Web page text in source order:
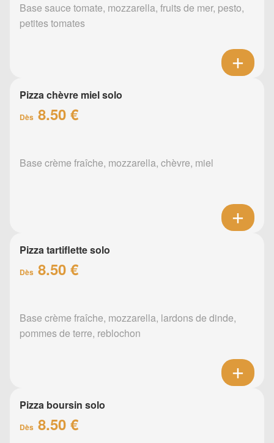
Base sauce tomate, mozzarella, fruits de mer, pesto,
petites tomates
Pizza chèvre miel solo
Dès 8.50 €
Base crème fraîche, mozzarella, chèvre, miel
Pizza tartiflette solo
Dès 8.50 €
Base crème fraîche, mozzarella, lardons de dinde,
pommes de terre, reblochon
Pizza boursin solo
Dès 8.50 €